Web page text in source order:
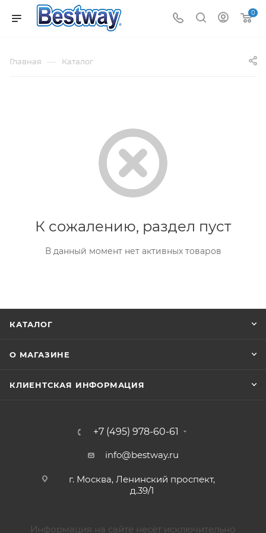
0
Главная — Каталог
К сожалению, раздел пуст
В данный момент нет активных товаров
КАТАЛОГ
О МАГАЗИНЕ
КЛИЕНТСКАЯ ИНФОРМАЦИЯ
+7 (495) 978-60-61
info@bestway.ru
г. Москва, Ленинский проспект,
д.39/1
Информация на сайте несёт исключительно